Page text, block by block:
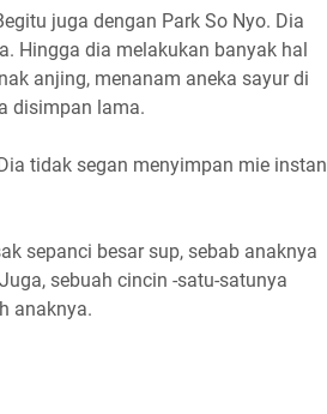
juga dengan Park So Nyo. Dia
Hingga dia melakukan banyak hal
anjing, menanam aneka sayur di
disimpan lama.
tidak segan menyimpan mie instan
sepanci besar sup, sebab anaknya
sebuah cincin -satu-satunya
anaknya.